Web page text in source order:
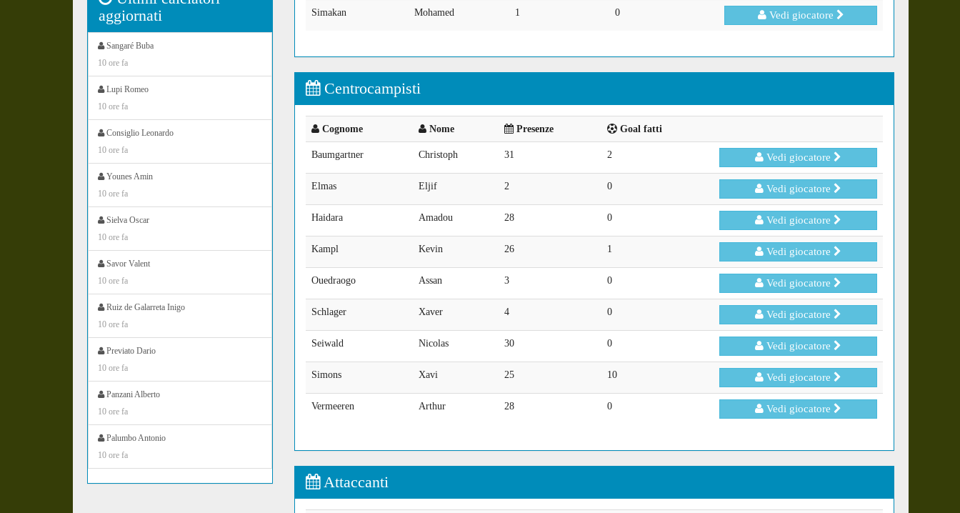
aggiornati
Sangaré Buba
10 ore fa
Lupi Romeo
10 ore fa
Consiglio Leonardo
10 ore fa
Younes Amin
10 ore fa
Sielva Oscar
10 ore fa
Savor Valent
10 ore fa
Ruiz de Galarreta Inigo
10 ore fa
Previato Dario
10 ore fa
Panzani Alberto
10 ore fa
Palumbo Antonio
10 ore fa
Simakan Mohamed 1 0 Vedi giocatore
Centrocampisti
Cognome Nome Presenze Goal fatti
Baumgartner Christoph 31 2 Vedi giocatore
Elmas Eljif 2 0 Vedi giocatore
Haidara Amadou 28 0 Vedi giocatore
Kampl Kevin 26 1 Vedi giocatore
Ouedraogo Assan 3 0 Vedi giocatore
Schlager Xaver 4 0 Vedi giocatore
Seiwald Nicolas 30 0 Vedi giocatore
Simons Xavi 25 10 Vedi giocatore
Vermeeren Arthur 28 0 Vedi giocatore
Attaccanti